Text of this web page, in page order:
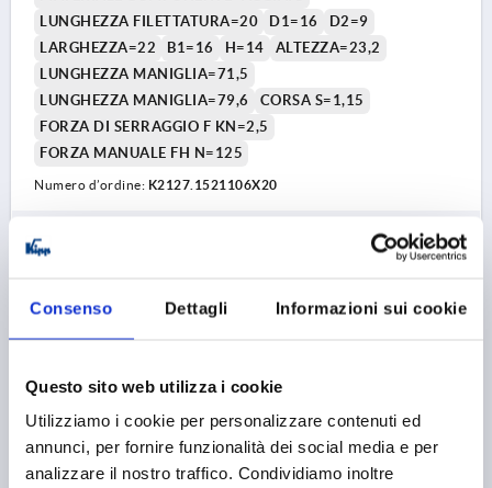
Consenso Dettagli Informazioni sui cookie
Questo sito web utilizza i cookie
Utilizziamo i cookie per personalizzare contenuti ed
annunci, per fornire funzionalità dei social media e per
analizzare il nostro traffico. Condividiamo inoltre
LUNGHEZZA FILETTATURA=20
D1=16
D2=9
LARGHEZZA=22
B1=16 H=14
ALTEZZA=23,2
LUNGHEZZA MANIGLIA=71,5
LUNGHEZZA MANIGLIA=79,6
CORSA S=1,15
FORZA DI SERRAGGIO F KN=2,5
FORZA MANUALE FH N=125
Numero d’ordine: K2127.1521106X20
6,46 €
+ IVA
DETTAGLI
K2127